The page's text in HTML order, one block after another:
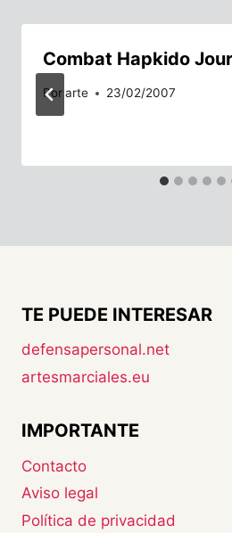
Combat Hapkido
Porarte 23/02/2007
TE PUEDE INTERESAR
defensapersonal.net
artesmarciales.eu
IMPORTANTE
Contacto
Aviso legal
Política de privacidad